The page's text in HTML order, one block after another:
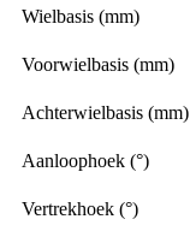
Wielbasis (mm)
Voorwielbasis (mm)
Achterwielbasis (mm)
Aanloophoek (°)
Vertrekhoek (°)